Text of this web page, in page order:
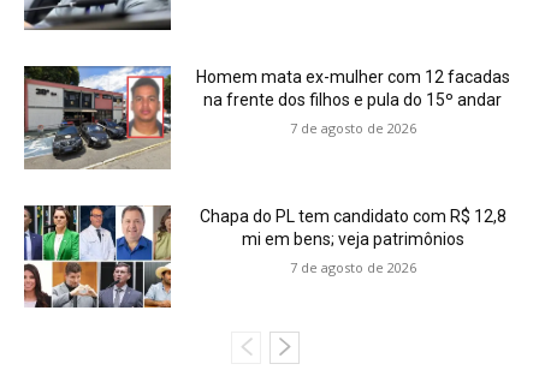
Homem mata ex-mulher com 12 facadas
na frente dos filhos e pula do 15º andar
7 de agosto de 2026
Chapa do PL tem candidato com R$ 12,8
mi em bens; veja patrimônios
7 de agosto de 2026